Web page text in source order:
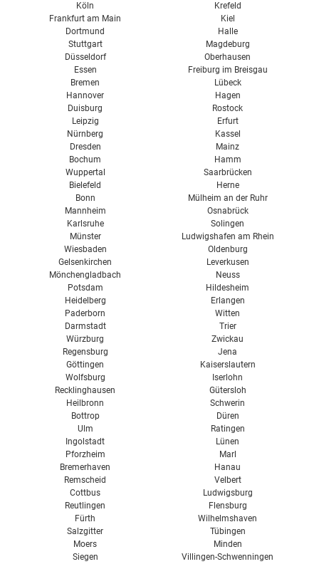
Köln
Frankfurt am Main
Dortmund
Stuttgart
Düsseldorf
Essen
Bremen
Hannover
Duisburg
Leipzig
Nürnberg
Dresden
Bochum
Wuppertal
Bielefeld
Bonn
Mannheim
Karlsruhe
Münster
Wiesbaden
Gelsenkirchen
Mönchengladbach
Krefeld
Kiel
Halle
Magdeburg
Oberhausen
Freiburg im Breisgau
Lübeck
Hagen
Rostock
Erfurt
Kassel
Mainz
Hamm
Saarbrücken
Herne
Mülheim an der Ruhr
Osnabrück
Solingen
Ludwigshafen am Rhein
Oldenburg
Leverkusen
Neuss
Potsdam
Heidelberg
Paderborn
Darmstadt
Würzburg
Regensburg
Göttingen
Wolfsburg
Recklinghausen
Heilbronn
Bottrop
Ulm
Ingolstadt
Pforzheim
Bremerhaven
Remscheid
Cottbus
Reutlingen
Fürth
Salzgitter
Moers
Siegen
Hildesheim
Erlangen
Witten
Trier
Zwickau
Jena
Kaiserslautern
Iserlohn
Gütersloh
Schwerin
Düren
Ratingen
Lünen
Marl
Hanau
Velbert
Ludwigsburg
Flensburg
Wilhelmshaven
Tübingen
Minden
Villingen-Schwenningen